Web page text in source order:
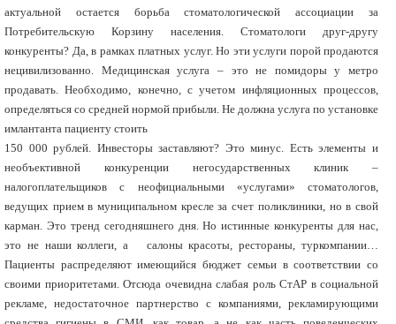
актуальной остается борьба стоматологической ассоциации за
Потребительскую Корзину населения. Стоматологи друг-другу
конкуренты? Да, в рамках платных услуг. Но эти услуги порой продаются
нецивилизованно. Медицинская услуга – это не помидоры у метро
продавать. Необходимо, конечно, с учетом инфляционных процессов,
определяться со средней нормой прибыли. Не должна услуга по установке
имлантанта пациенту стоить
150 000 рублей. Инвесторы заставляют? Это минус. Есть элементы и
необъективной конкуренции негосударственных клиник –
налогоплательщиков с неофициальными «услугами» стоматологов,
ведущих прием в муниципальном кресле за счет поликлиники, но в свой
карман. Это тренд сегодняшнего дня. Но истинные конкуренты для нас,
это не наши коллеги, а салоны красоты, рестораны, туркомпании…
Пациенты распределяют имеющийся бюджет семьи в соответствии со
своими приоритетами. Отсюда очевидна слабая роль СтАР в социальной
рекламе, недостаточное партнерство с компаниями, рекламирующими